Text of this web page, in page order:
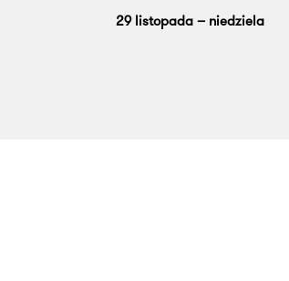
29 listopada – niedziela